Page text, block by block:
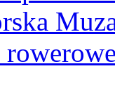
rowerowe